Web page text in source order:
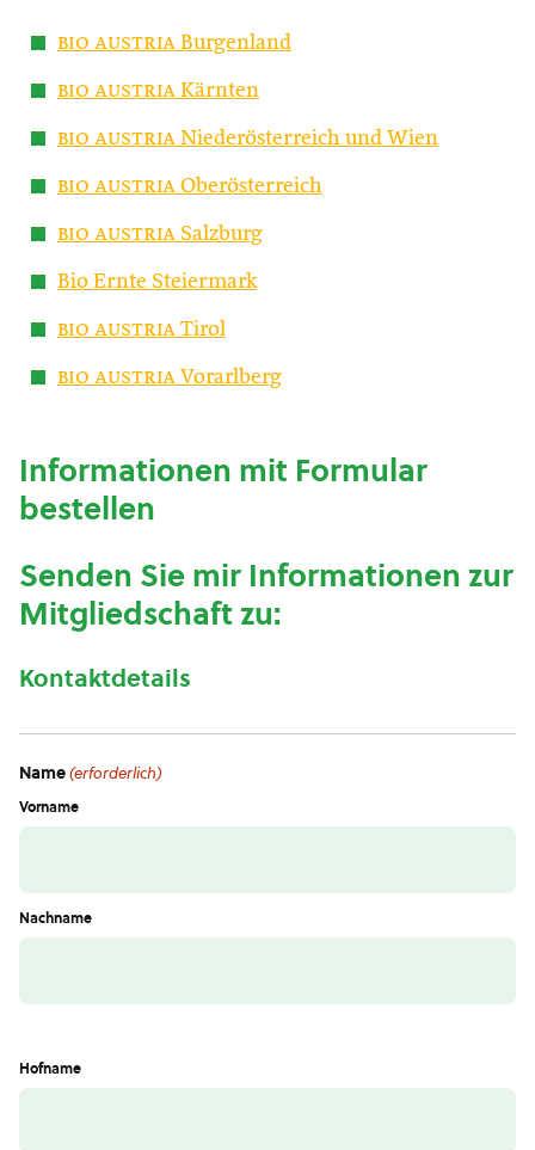
bio austria Burgenland
bio austria Kärnten
bio austria Niederösterreich und Wien
bio austria Oberösterreich
bio austria Salzburg
Bio Ernte Steiermark
bio austria Tirol
bio austria Vorarlberg
Informationen mit Formular
bestellen
Senden Sie mir Informationen zur
Mitgliedschaft zu:
Kontaktdetails
Name(erforderlich)
Vorname
Nachname
Hofname